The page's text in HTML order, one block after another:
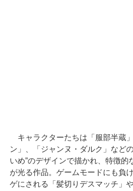
キャラクターたちは「服部半蔵
ン」、「ジャンヌ・ダルク」など
いめ”のデザインで描かれ、特徴的
が光る作品。ゲームモードにも負
ゲにされる「髪切りデスマッチ」